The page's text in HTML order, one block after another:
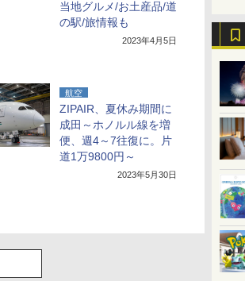
当地グルメ/お土産品/道
の駅/旅情報も
2023年4月5日
航空
ZIPAIR、夏休み期間に
成田～ホノルル線を増
便、週4～7往復に。片
道1万9800円～
2023年5月30日